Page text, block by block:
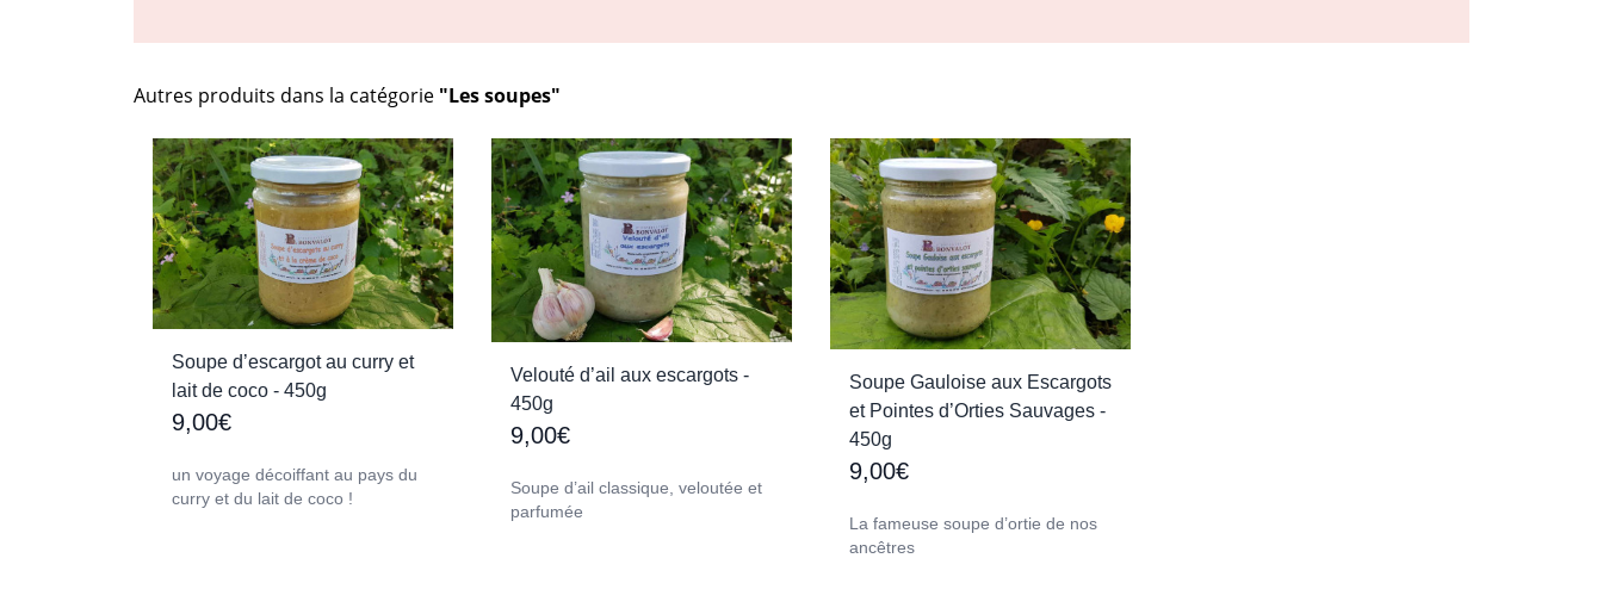
Autres produits dans la catégorie "Les soupes"
Soupe d’escargot au curry et
lait de coco - 450g
9,00€
un voyage décoiffant au pays du
curry et du lait de coco !
Velouté d’ail aux escargots -
450g
9,00€
Soupe d’ail classique, veloutée et
parfumée
Soupe Gauloise aux Escargots
et Pointes d’Orties Sauvages -
450g
9,00€
La fameuse soupe d’ortie de nos
ancêtres